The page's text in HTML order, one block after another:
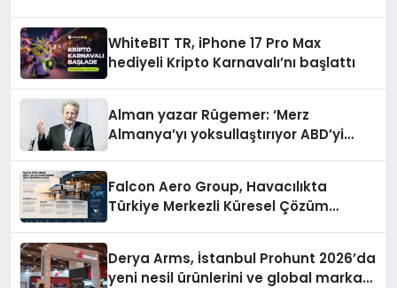
WhiteBIT TR, iPhone 17 Pro Max
hediyeli Kripto Karnavalı’nı başlattı
Alman yazar Rügemer: ‘Merz
Almanya’yı yoksullaştırıyor ABD’yi
Falcon Aero Group, Havacılıkta
Türkiye Merkezli Küresel Çözüm
Derya Arms, İstanbul Prohunt 2026’da
yeni nesil ürünlerini ve global marka